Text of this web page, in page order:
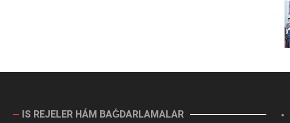
IS REJELER HÁM BAǴDARLAMALAR